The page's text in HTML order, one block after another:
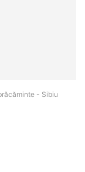
- Sibiu